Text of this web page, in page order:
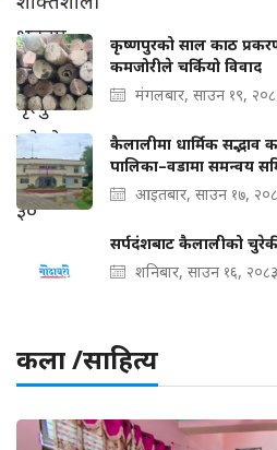
कृष्णपुरको साल काठ
कमजोरीले चर्कियो विवाद
मंगलबार, साउन १९,
कैलालीमा धार्मिक सद्भाव
पालिका–वडामा समन्वय
आइतबार, साउन १७,
सर्पदंशबाट कैलालीको
शनिबार, साउन १६, २०८३
कला /साहित्य